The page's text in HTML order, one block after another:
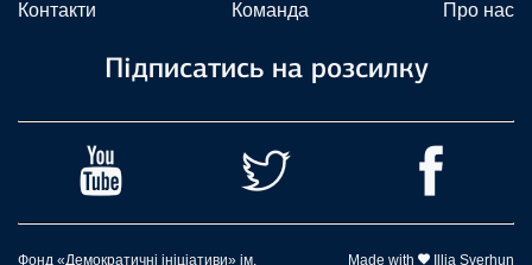
Контакти Команда Про нас
Підписатись на розсилку
Фонд «Демократичні ініціативи» ім. Made with Illia Sverhun